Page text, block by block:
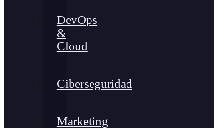
DevOps
&
Cloud
Ciberseguridad
Marketing